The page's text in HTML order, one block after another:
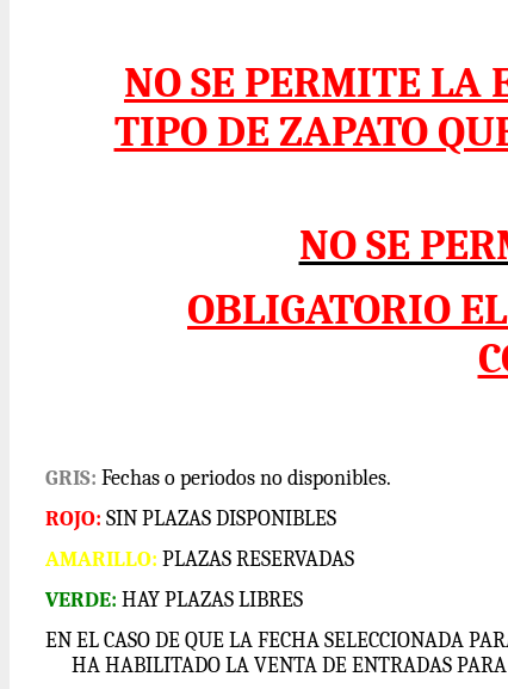
NO SE PERMITE LA
TIPO DE ZAPATO
NO SE
OBLIGATORIO
GRIS: Fechas o periodos no disponibles.
ROJO: SIN PLAZAS DISPONIBLES
AMARILLO: PLAZAS RESERVADAS
VERDE: HAY PLAZAS LIBRES
EN EL CASO DE QUE LA FECHA SELECCIONADA
HA HABILITADO LA VENTA DE ENTRADAS PARA